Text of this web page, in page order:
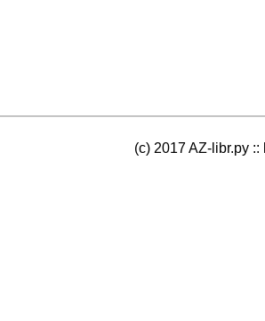
(c) 2017 AZ-libr.ру ::